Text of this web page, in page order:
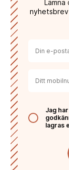
Jag
lagras